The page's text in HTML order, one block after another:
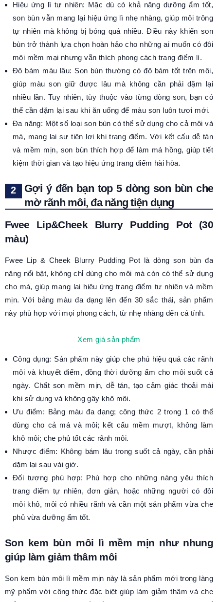
Hiệu ứng lì tự nhiên: Mặc dù có khả năng dưỡng ẩm tốt,
son bùn vẫn mang lại hiệu ứng lì nhẹ nhàng, giúp môi trông
tự nhiên mà không bị bóng quá nhiều. Điều này khiến son
bùn trở thành lựa chọn hoàn hảo cho những ai muốn có đôi
môi mềm mại nhưng vẫn thích phong cách trang điểm lì.
Độ bám màu lâu: Son bùn thường có độ bám tốt trên môi,
giúp màu son giữ được lâu mà không cần phải dặm lại
nhiều lần. Tuy nhiên, tùy thuộc vào từng dòng son, bạn có
thể cần dặm lại sau khi ăn uống để màu son luôn tươi mới.
Đa năng: Một số loại son bùn có thể sử dụng cho cả môi và
má, mang lại sự tiện lợi khi trang điểm. Với kết cấu dễ tán
và mềm mịn, son bùn thích hợp để làm má hồng, giúp tiết
kiệm thời gian và tạo hiệu ứng trang điểm hài hòa.
Gợi ý đến bạn top 5 dòng son bùn che
mờ rãnh môi, đa năng tiện dụng
Fwee Lip&Cheek Blurry Pudding Pot (30
màu)
Fwee Lip & Cheek Blurry Pudding Pot là dòng son bùn đa
năng nổi bật, không chỉ dùng cho môi mà còn có thể sử dụng
cho má, giúp mang lại hiệu ứng trang điểm tự nhiên và mềm
mịn. Với bảng màu đa dạng lên đến 30 sắc thái, sản phẩm
này phù hợp với mọi phong cách, từ nhẹ nhàng đến cá tính.
Xem giá sản phẩm
Công dụng: Sản phẩm này giúp che phủ hiệu quả các rãnh
môi và khuyết điểm, đồng thời dưỡng ẩm cho môi suốt cả
ngày. Chất son mềm mịn, dễ tán, tạo cảm giác thoải mái
khi sử dụng và không gây khô môi.
Ưu điểm: Bảng màu đa dạng; công thức 2 trong 1 có thể
dùng cho cả má và môi; kết cấu mềm mượt, không làm
khô môi; che phủ tốt các rãnh môi.
Nhược điểm: Không bám lâu trong suốt cả ngày, cần phải
dặm lại sau vài giờ.
Đối tượng phù hợp: Phù hợp cho những nàng yêu thích
trang điểm tự nhiên, đơn giản, hoặc những người có đôi
môi khô, môi có nhiều rãnh và cần một sản phẩm vừa che
phủ vừa dưỡng ẩm tốt.
Son kem bùn môi lì mềm mịn như nhung
giúp làm giảm thâm môi
Son kem bùn môi lì mềm mịn này là sản phẩm mới trong làng
mỹ phẩm với công thức đặc biệt giúp làm giảm thâm và che